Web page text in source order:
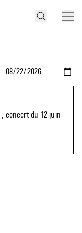
, concert du 12 juin